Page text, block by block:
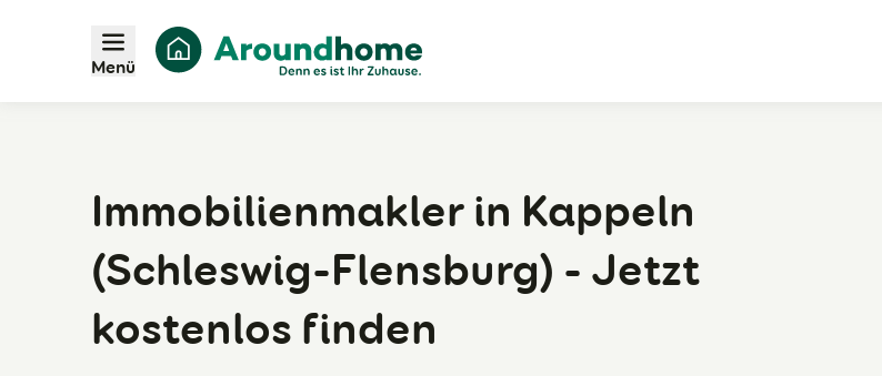
Menü
Immobilienmakler in Kappeln
(Schleswig-Flensburg) - Jetzt
kostenlos finden